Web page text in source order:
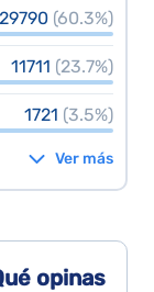
29790 (60.3%)
11711 (23.7%)
1721 (3.5%)
Ver más
opinas